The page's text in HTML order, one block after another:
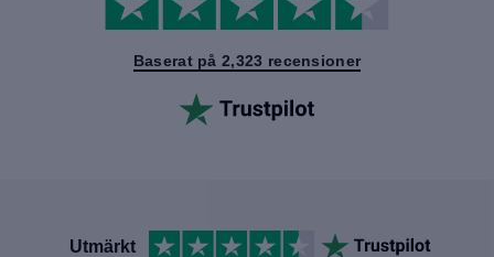
Baserat på 2,323 recensioner
Utmärkt